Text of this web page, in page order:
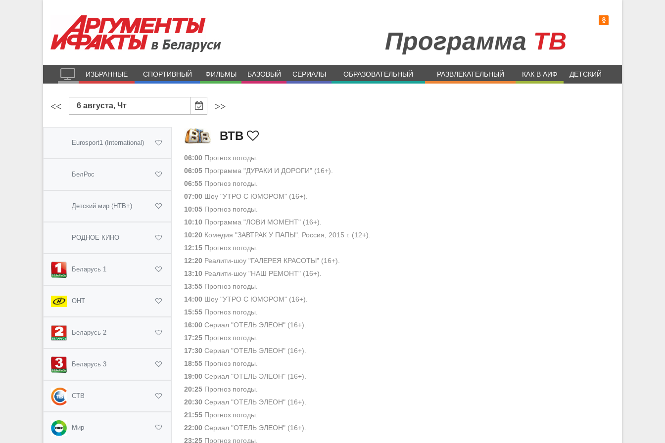
Программа ТВ
ИЗБРАННЫЕ СПОРТИВНЫЙ ФИЛЬМЫ БАЗОВЫЙ СЕРИАЛЫ ОБРАЗОВАТЕЛЬНЫЙ РАЗВЛЕКАТЕЛЬНЫЙ КАК В АИФ ДЕТСКИЙ
<< 6 августа, Чт >>
Eurosport1 (International)
БелРос
Детский мир (НТВ+)
РОДНОЕ КИНО
Беларусь 1
ОНТ
Беларусь 2
Беларусь 3
СТВ
Мир
ВТВ
06:00 Прогноз погоды.
06:05 Программа "ДУРАКИ И ДОРОГИ" (16+).
06:55 Прогноз погоды.
07:00 Шоу "УТРО С ЮМОРОМ" (16+).
10:05 Прогноз погоды.
10:10 Программа "ЛОВИ МОМЕНТ" (16+).
10:20 Комедия "ЗАВТРАК У ПАПЫ". Россия, 2015 г. (12+).
12:15 Прогноз погоды.
12:20 Реалити-шоу "ГАЛЕРЕЯ КРАСОТЫ" (16+).
13:10 Реалити-шоу "НАШ РЕМОНТ" (16+).
13:55 Прогноз погоды.
14:00 Шоу "УТРО С ЮМОРОМ" (16+).
15:55 Прогноз погоды.
16:00 Сериал "ОТЕЛЬ ЭЛЕОН" (16+).
17:25 Прогноз погоды.
17:30 Сериал "ОТЕЛЬ ЭЛЕОН" (16+).
18:55 Прогноз погоды.
19:00 Сериал "ОТЕЛЬ ЭЛЕОН" (16+).
20:25 Прогноз погоды.
20:30 Сериал "ОТЕЛЬ ЭЛЕОН" (16+).
21:55 Прогноз погоды.
22:00 Сериал "ОТЕЛЬ ЭЛЕОН" (16+).
23:25 Прогноз погоды.